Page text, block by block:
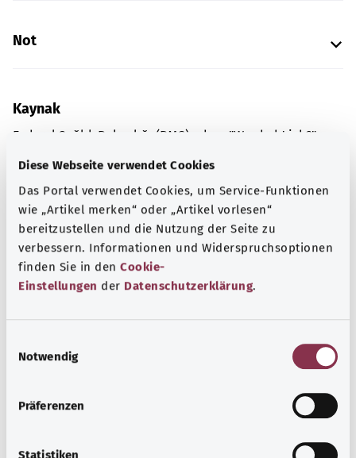
Diese Webseite verwendet Cookies
Das Portal verwendet Cookies, um Service-Funktionen
wie „Artikel merken“ oder „Artikel vorlesen“
bereitzustellen und die Nutzung der Seite zu
verbessern. Informationen und Widerspruchsoptionen
finden Sie in den Cookie-
Einstellungen der Datenschutzerklärung.
Notwendig
Präferenzen
Statistiken
Not
Kaynak
Federal Sağlık Bakanlığı (BMG) adına "Was hab' ich?"
Kapsamlı bilgi
Diğer yazılar